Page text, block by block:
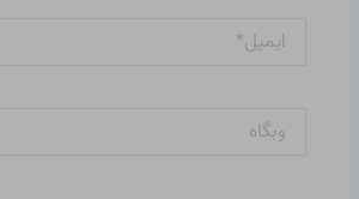
ایمیل*